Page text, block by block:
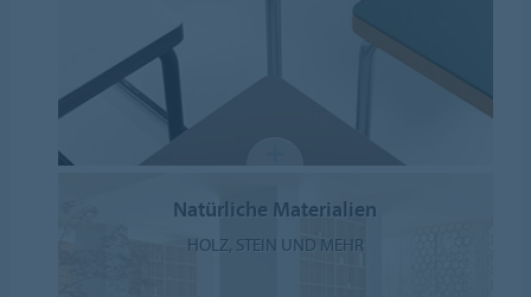
Natürliche Materialien
HOLZ, STEIN UND MEHR